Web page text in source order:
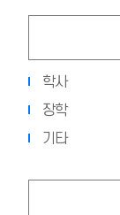
학사
장학
기타